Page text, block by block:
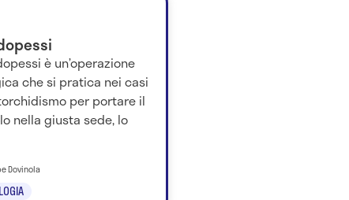
è un’operazione
che si pratica nei casi
per portare il
nella giusta sede, lo
Dovinola